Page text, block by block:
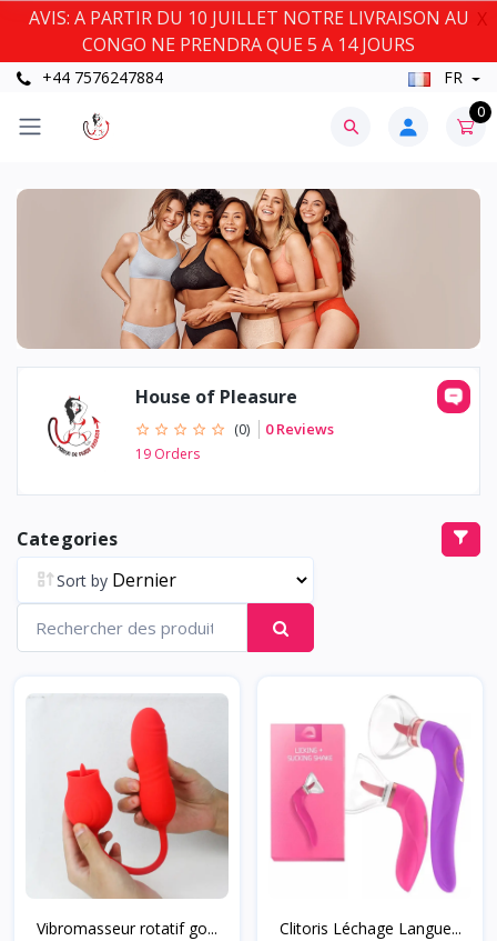
AVIS: A PARTIR DU 10 JUILLET NOTRE LIVRAISON AU
CONGO NE PRENDRA QUE 5 A 14 JOURS
X
+44 7576247884 FR
0
House of Pleasure
(0) 0 Reviews
19 Orders
Categories
Sort by
Vibromasseur rotatif go... Clitoris Léchage Langue...